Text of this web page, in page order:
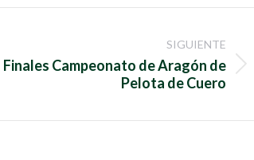
SIGUIENTE
Finales Campeonato de Aragón de
Pelota de Cuero